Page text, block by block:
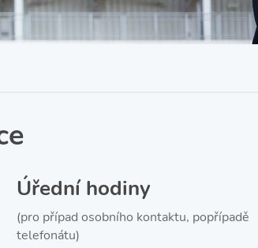
VIII. A Třída VIII. C
Úřední hodiny
(pro případ osobního kontaktu, popřípadě
telefonátu)